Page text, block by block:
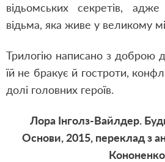
відьомських секретів,
відьма, яка живе у великому
Трилогію написано з доброю
їй не бракує й гостроти,
долі головних героїв.
Лора Інголз-Вайлдер.
Основи, 2015, переклад з
Кононенко